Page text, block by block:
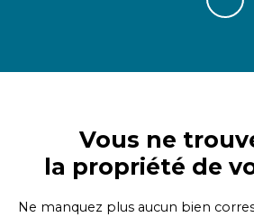
Vous ne
la propriété de
Ne manquez plus aucun bien